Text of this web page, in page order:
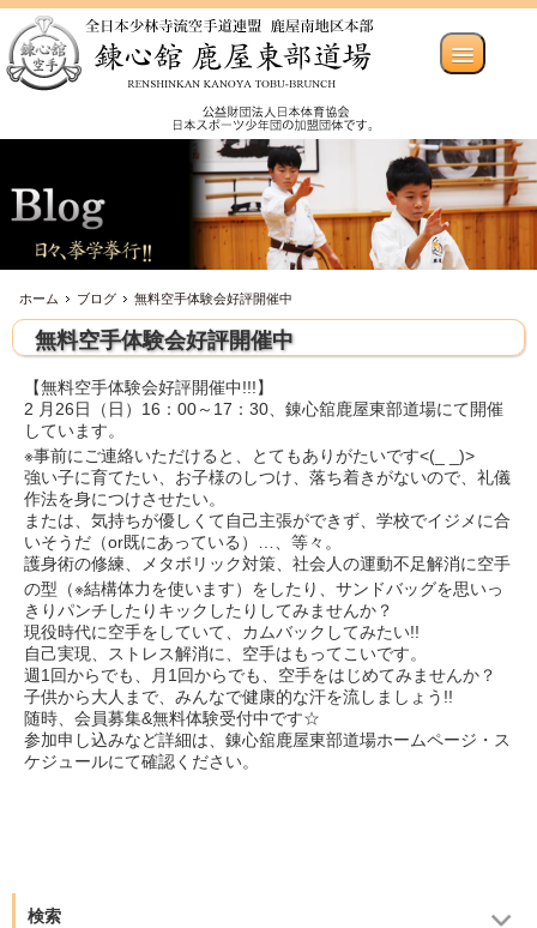
ホーム ブログ 無料空手体験会好評開催中
無料空手体験会好評開催中
【無料空手体験会好評開催中!!!】
2 月26日（日）16：00～17：30、錬心舘鹿屋東部道場にて開催
しています。
※事前にご連絡いただけると、とてもありがたいです<(_ _)>
強い子に育てたい、お子様のしつけ、落ち着きがないので、礼儀
作法を身につけさせたい。
または、気持ちが優しくて自己主張ができず、学校でイジメに合
いそうだ（or既にあっている）…、等々。
護身術の修練、メタボリック対策、社会人の運動不足解消に空手
の型（※結構体力を使います）をしたり、 サンドバッグを思いっ
きりパンチしたりキックしたりしてみませんか？
現役時代に空手をしていて、カムバックしてみたい!!
自己実現、ストレス解消に、空手はもってこいです。
週1回からでも、月1回からでも、空手をはじめてみませんか？
子供から大人まで、みんなで健康的な汗を流しましょう!!
随時、会員募集&無料体験受付中です☆
参加申し込みなど詳細は、錬心舘鹿屋東部道場ホームページ・ス
ケジュールにて確認ください。
検索